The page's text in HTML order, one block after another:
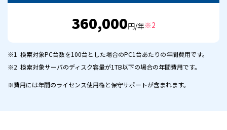
360,000円/年※2
※1 検索対象PC台数を100台とした場合のPC1台あたりの年間費用です。
※2 検索対象サーバのディスク容量が1TB以下の場合の年間費用です。
※費用には年間のライセンス使用権と保守サポートが含まれます。